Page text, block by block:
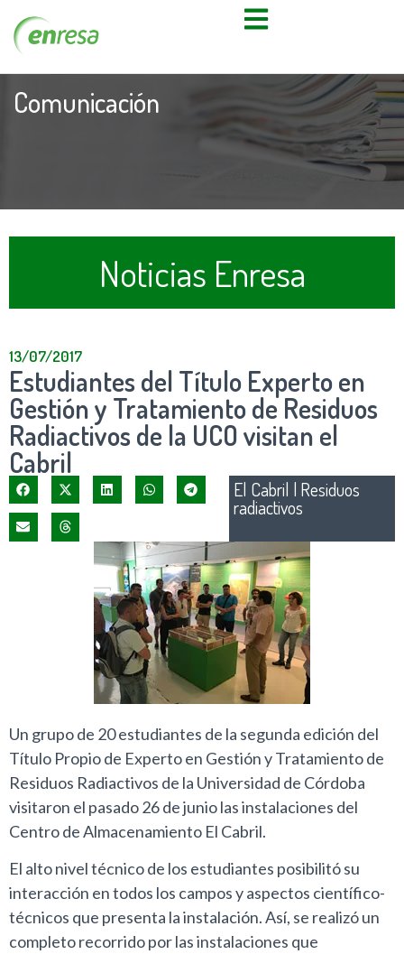
Comunicación
Noticias Enresa
13/07/2017
Estudiantes del Título Experto en
Gestión y Tratamiento de Residuos
Radiactivos de la UCO visitan el
Cabril
El Cabril | Residuos
radiactivos
Un grupo de 20 estudiantes de la segunda edición del
Título Propio de Experto en Gestión y Tratamiento de
Residuos Radiactivos de la Universidad de Córdoba
visitaron el pasado 26 de junio las instalaciones del
Centro de Almacenamiento El Cabril.
El alto nivel técnico de los estudiantes posibilitó su
interacción en todos los campos y aspectos científico-
técnicos que presenta la instalación. Así, se realizó un
completo recorrido por las instalaciones que